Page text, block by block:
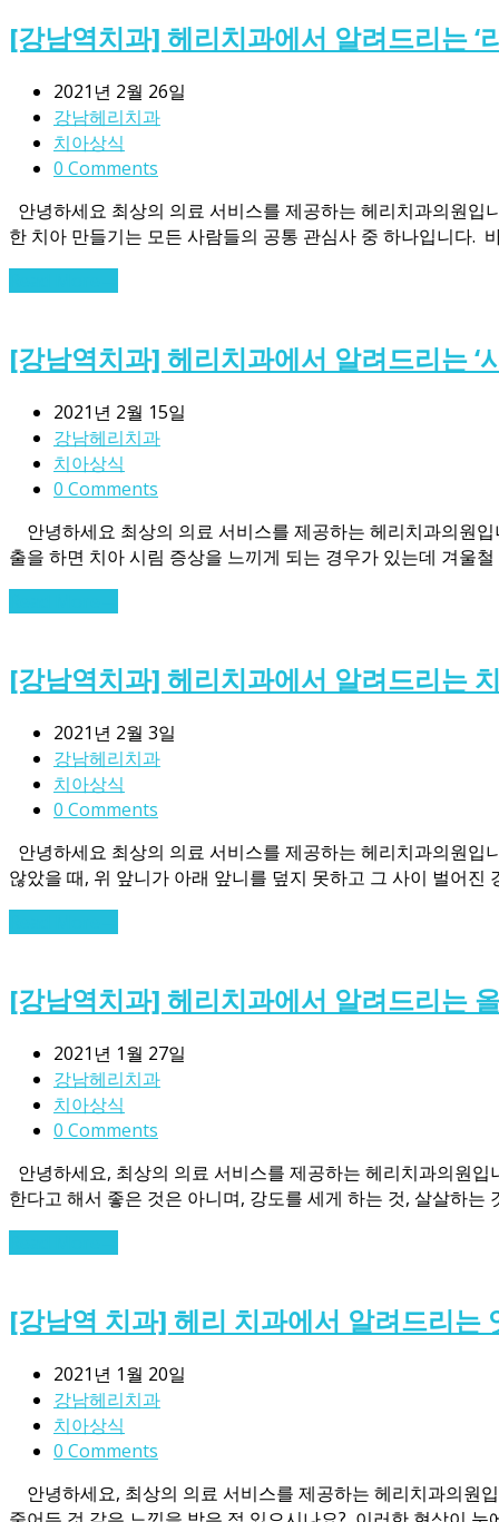
[강남역치과] 헤리치과에서 알려드리는 ‘
2021년 2월 26일
강남헤리치과
치아상식
0 Comments
안녕하세요 최상의 의료 서비스를 제공하는 헤리치과의원
한 치아 만들기는 모든 사람들의 공통 관심사 중 하나입니다.
[강남역치과] 헤리치과에서 알려드리는 ‘
2021년 2월 15일
강남헤리치과
치아상식
0 Comments
안녕하세요 최상의 의료 서비스를 제공하는 헤리치과의원
출을 하면 ​치아 시림 증상을 느끼게 되는 경우가 있는데 겨울
[강남역치과] 헤리치과에서 알려드리는
2021년 2월 3일
강남헤리치과
치아상식
0 Comments
안녕하세요 최상의 의료 서비스를 제공하는 헤리치과의원
않았을 때, 위 앞니가 아래 앞니를 덮지 못하고 그 사이 벌어
[강남역치과] 헤리치과에서 알려드리는
2021년 1월 27일
강남헤리치과
치아상식
0 Comments
안녕하세요, 최상의 의료 서비스를 제공하는 헤리치과의원
한다고 해서 좋은 것은 아니며, 강도를 세게 하는 것, 살살하는
[강남역 치과] 헤리 치과에서 알려드리는
2021년 1월 20일
강남헤리치과
치아상식
0 Comments
안녕하세요, 최상의 의료 서비스를 제공하는 헤리치과의원